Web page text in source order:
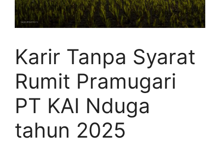
Karir Tanpa Syarat
Rumit Pramugari
PT KAI Nduga
tahun 2025